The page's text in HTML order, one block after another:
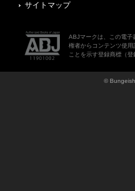
サイトマップ
ABJマークは、この電子
権者からコンテンツ使
ことを示す登録商標（
©